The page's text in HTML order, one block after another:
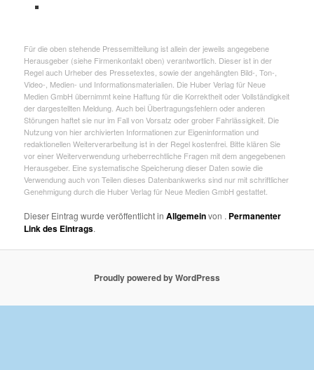
Für die oben stehende Pressemitteilung ist allein der jeweils angegebene
Herausgeber (siehe Firmenkontakt oben) verantwortlich. Dieser ist in der
Regel auch Urheber des Pressetextes, sowie der angehängten Bild-, Ton-,
Video-, Medien- und Informationsmaterialien. Die Huber Verlag für Neue
Medien GmbH übernimmt keine Haftung für die Korrektheit oder Vollständigkeit
der dargestellten Meldung. Auch bei Übertragungsfehlern oder anderen
Störungen haftet sie nur im Fall von Vorsatz oder grober Fahrlässigkeit. Die
Nutzung von hier archivierten Informationen zur Eigeninformation und
redaktionellen Weiterverarbeitung ist in der Regel kostenfrei. Bitte klären Sie
vor einer Weiterverwendung urheberrechtliche Fragen mit dem angegebenen
Herausgeber. Eine systematische Speicherung dieser Daten sowie die
Verwendung auch von Teilen dieses Datenbankwerks sind nur mit schriftlicher
Genehmigung durch die Huber Verlag für Neue Medien GmbH gestattet.
Dieser Eintrag wurde veröffentlicht inAllgemeinvon . Permanenter
Link des Eintrags.
Proudly powered by WordPress